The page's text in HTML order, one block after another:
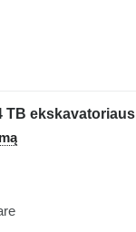
TB ekskavatoriaus